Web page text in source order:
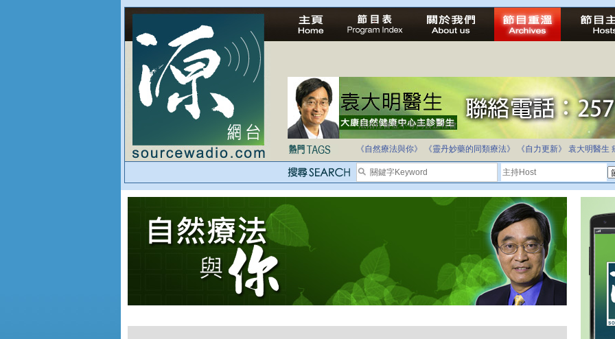
法治社會並不等同公正社會
自家教育合法化-推動多元化教育，全民學卷制
《自然療法與你》 《靈丹妙藥的同類療法》 《自力更新》 袁大明醫生